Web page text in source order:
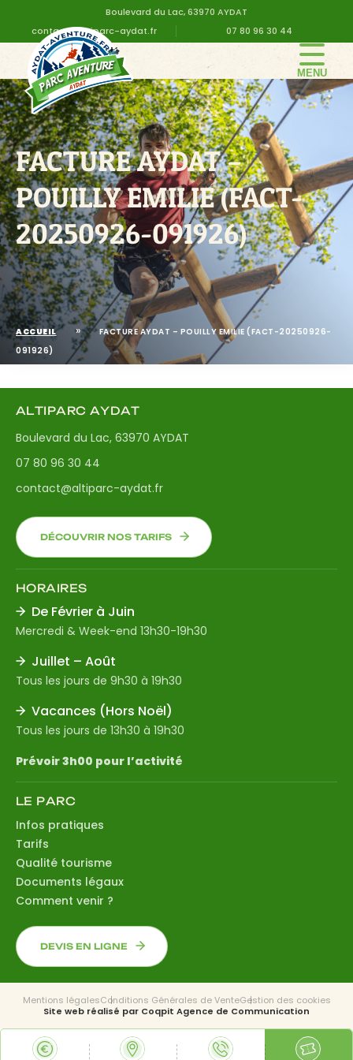
Boulevard du Lac, 63970 AYDAT
contact@altiparc-aydat.fr
07 80 96 30 44
LE PARC
GROUPE
TARIFS
ANNIVERSAIRE
INFOS PRATIQUES
CONTACT
DEVIS EN LIGNE
FACTURE AYDAT –
POUILLY EMILIE (FACT-
20250926-091926)
ACCUEIL »
FACTURE AYDAT – POUILLY EMILIE (FACT-20250926-
091926)
ALTIPARC AYDAT
Boulevard du Lac, 63970 AYDAT
07 80 96 30 44
contact@altiparc-aydat.fr
DÉCOUVRIR NOS TARIFS
HORAIRES
De Février à Juin
Mercredi & Week-end 13h30-19h30
Juillet – Août
Tous les jours de 9h30 à 19h30
Vacances (Hors Noël)
Tous les jours de 13h30 à 19h30
Prévoir 3h00 pour l’activité
LE PARC
Infos pratiques
Tarifs
Qualité tourisme
Documents légaux
Comment venir ?
DEVIS EN LIGNE
Mentions légalesConditions Générales de VenteGestion des cookies
Site web réalisé par Coqpit Agence de Communication